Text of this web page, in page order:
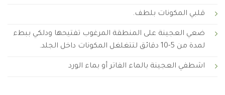
قلبي المكونات بلطف.
ضعي العجينة على المنطقة المرغوب تفتيحها ودلكي ببطء
لمدة من 5-10 دقائق لتتغلغل المكونات داخل الجلد.
اشطفي العجينة بالماء الفاتر أو بماء الورد